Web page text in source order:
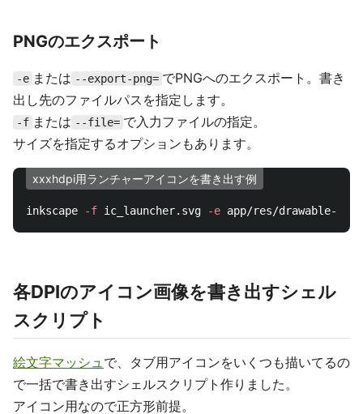
PNGのエクスポート
-e または --export-png= でPNGへのエクスポート。書き
出し先のファイルパスを指定します。
-f または --file= で入力ファイルの指定。
サイズを指定するオプションもあります。
xxxhdpi用ランチャーアイコンを書き出す例
inkscape -f ic_launcher.svg -e app/res/drawable-
各DPIのアイコン画像を書き出すシェル
スクリプト
絵文字マッシュで、タブ用アイコンをいくつも描いてるの
で一括で書き出すシェルスクリプト作りました。
アイコン用なので正方形前提。